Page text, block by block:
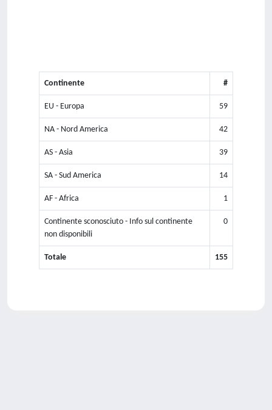
Continente #
EU - Europa 59
NA - Nord America 42
AS - Asia 39
SA - Sud America 14
AF - Africa 1
Continente sconosciuto - Info sul continente
non disponibili
0
Totale 155